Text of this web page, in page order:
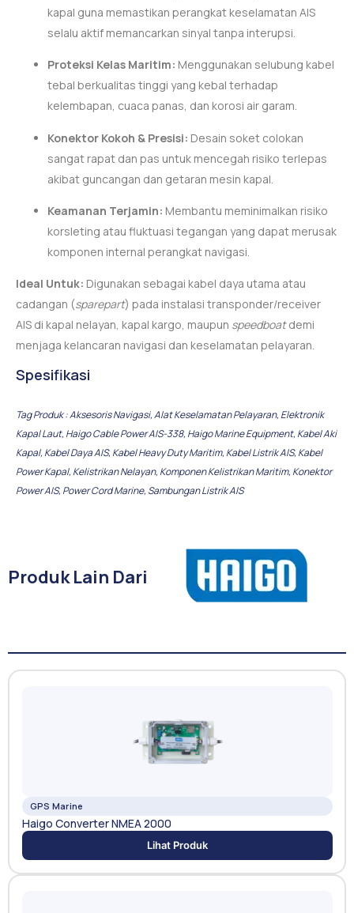
kapal guna memastikan perangkat keselamatan AIS
selalu aktif memancarkan sinyal tanpa interupsi.
Proteksi Kelas Maritim: Menggunakan selubung kabel
tebal berkualitas tinggi yang kebal terhadap
kelembapan, cuaca panas, dan korosi air garam.
Konektor Kokoh & Presisi: Desain soket colokan
sangat rapat dan pas untuk mencegah risiko terlepas
akibat guncangan dan getaran mesin kapal.
Keamanan Terjamin: Membantu meminimalkan risiko
korsleting atau fluktuasi tegangan yang dapat merusak
komponen internal perangkat navigasi.
Ideal Untuk: Digunakan sebagai kabel daya utama atau
cadangan (sparepart) pada instalasi transponder/receiver
AIS di kapal nelayan, kapal kargo, maupun speedboatdemi
menjaga kelancaran navigasi dan keselamatan pelayaran.
Spesifikasi
Tag Produk :Aksesoris Navigasi,Alat Keselamatan Pelayaran, Elektronik
Kapal Laut, Haigo Cable Power AIS-338, Haigo Marine Equipment, Kabel Aki
Kapal, Kabel Daya AIS, Kabel Heavy Duty Maritim, Kabel Listrik AIS, Kabel
Power Kapal, Kelistrikan Nelayan, Komponen Kelistrikan Maritim, Konektor
Power AIS, Power Cord Marine, Sambungan Listrik AIS
Produk Lain Dari
GPS Marine
Haigo Converter NMEA 2000
Lihat Produk